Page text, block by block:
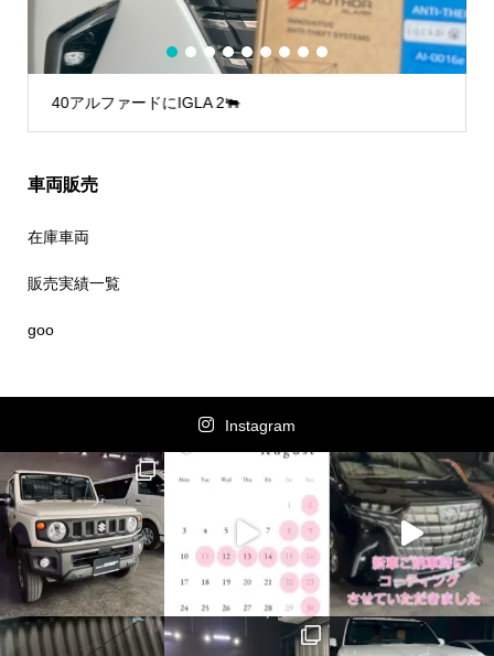
40アルファードにIGLA 2🐃
1 2 3 4 5 6 7 8 9
車両販売
在庫車両
販売実績一覧
goo
Instagram